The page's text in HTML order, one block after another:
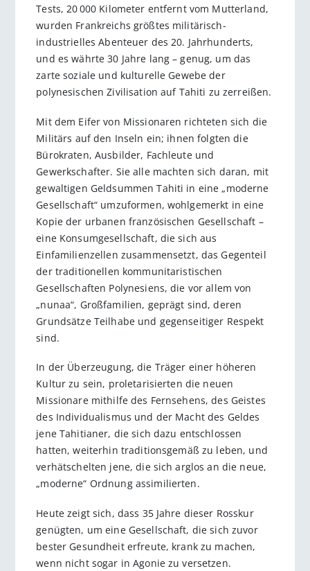
Tests, 20 000 Kilometer entfernt vom Mutterland,
wurden Frankreichs größtes militärisch-
industrielles Abenteuer des 20. Jahrhunderts,
und es währte 30 Jahre lang – genug, um das
zarte soziale und kulturelle Gewebe der
polynesischen Zivilisation auf Tahiti zu zerreißen.
Mit dem Eifer von Missionaren richteten sich die
Militärs auf den Inseln ein; ihnen folgten die
Bürokraten, Ausbilder, Fachleute und
Gewerkschafter. Sie alle machten sich daran, mit
gewaltigen Geldsummen Tahiti in eine „moderne
Gesellschaft“ umzuformen, wohlgemerkt in eine
Kopie der urbanen französischen Gesellschaft –
eine Konsumgesellschaft, die sich aus
Einfamilienzellen zusammensetzt, das Gegenteil
der traditionellen kommunitaristischen
Gesellschaften Polynesiens, die vor allem von
„nunaa“, Großfamilien, geprägt sind, deren
Grundsätze Teilhabe und gegenseitiger Respekt
sind.
In der Überzeugung, die Träger einer höheren
Kultur zu sein, proletarisierten die neuen
Missionare mithilfe des Fernsehens, des Geistes
des Individualismus und der Macht des Geldes
jene Tahitianer, die sich dazu entschlossen
hatten, weiterhin traditionsgemäß zu leben, und
verhätschelten jene, die sich arglos an die neue,
„moderne“ Ordnung assimilierten.
Heute zeigt sich, dass 35 Jahre dieser Rosskur
genügten, um eine Gesellschaft, die sich zuvor
bester Gesundheit erfreute, krank zu machen,
wenn nicht sogar in Agonie zu versetzen.